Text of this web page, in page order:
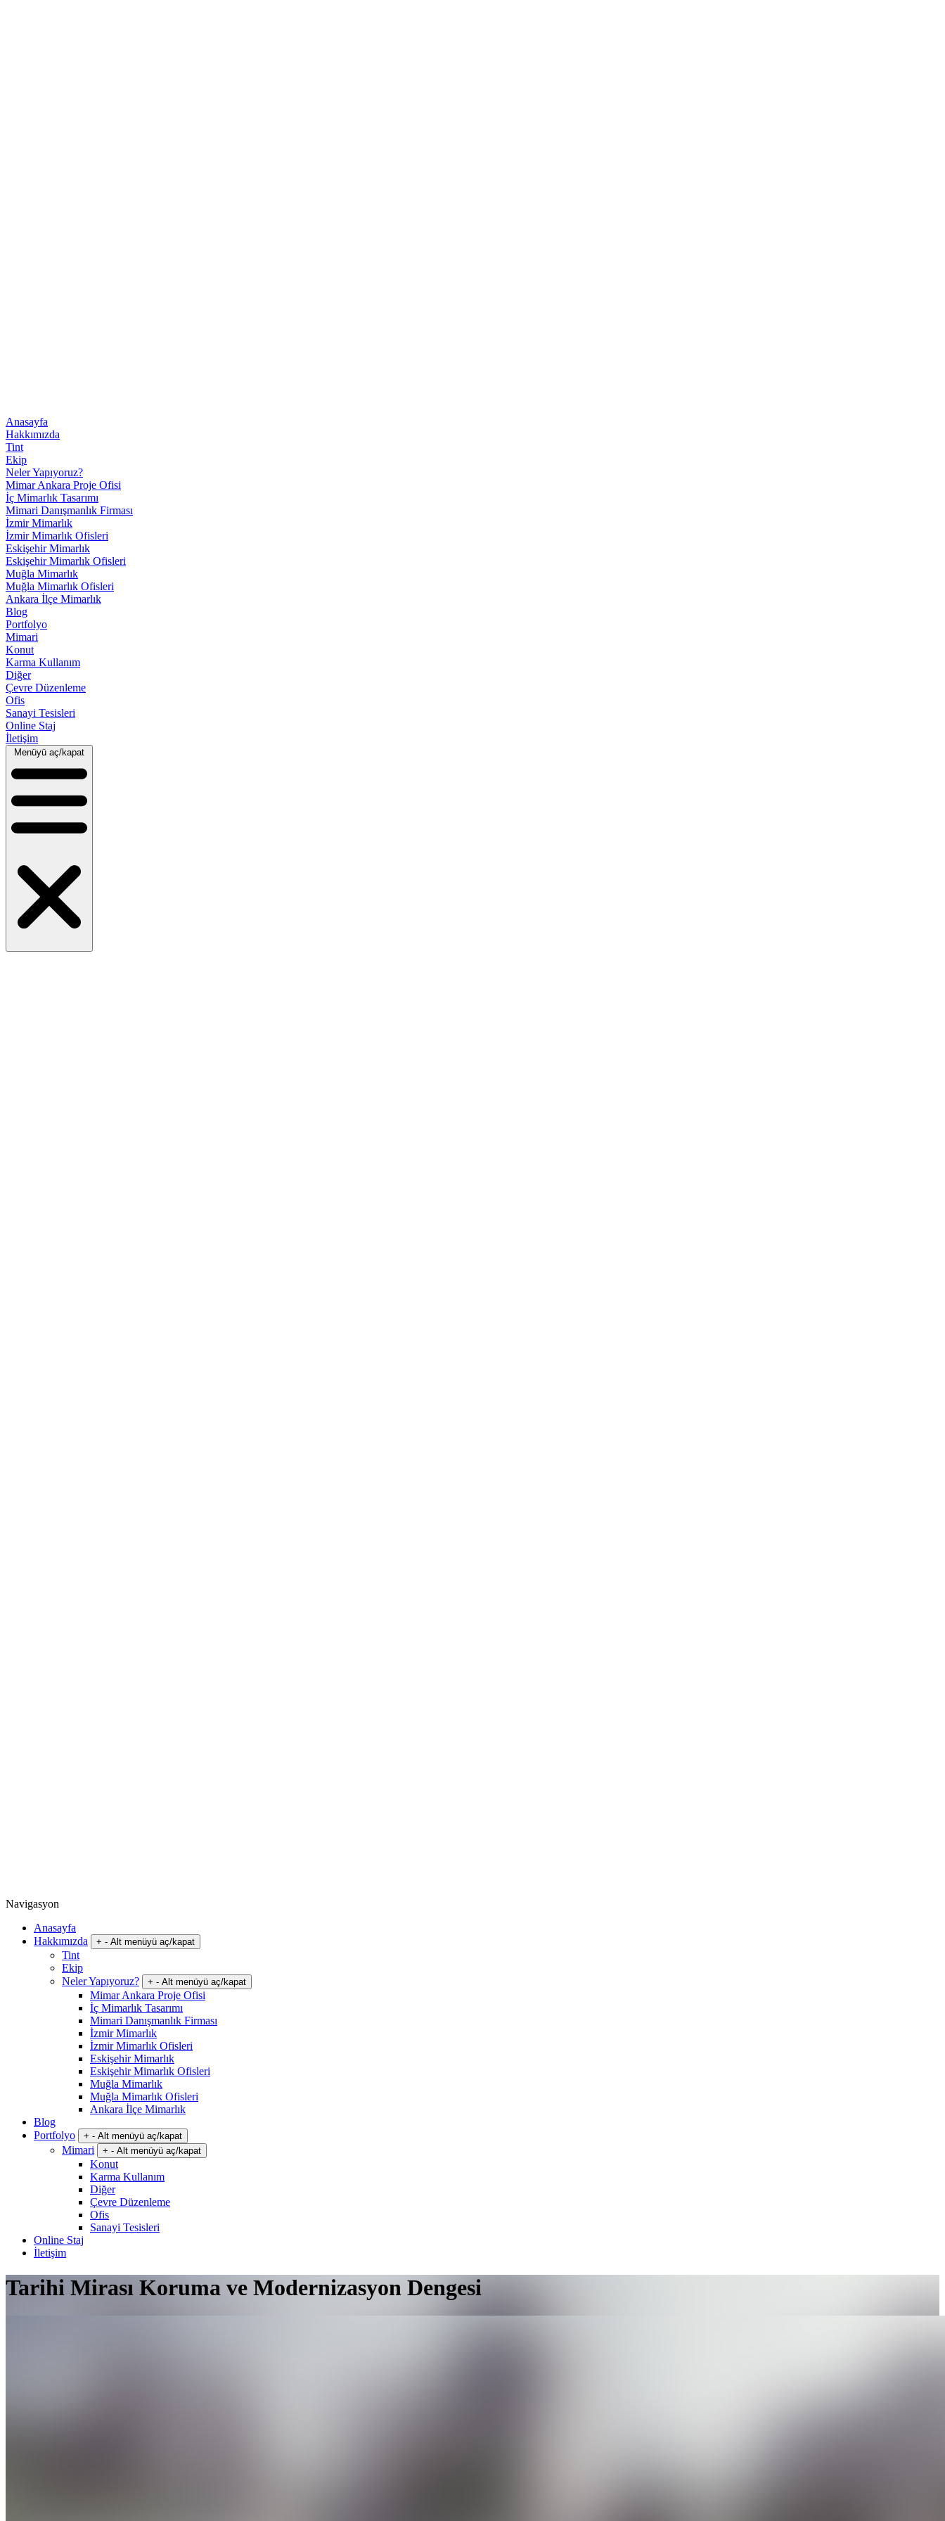
Anasayfa
Hakkımızda
Tint
Ekip
Neler Yapıyoruz?
Mimar Ankara Proje Ofisi
İç Mimarlık Tasarımı
Mimari Danışmanlık Firması
İzmir Mimarlık
İzmir Mimarlık Ofisleri
Eskişehir Mimarlık
Eskişehir Mimarlık Ofisleri
Muğla Mimarlık
Muğla Mimarlık Ofisleri
Ankara İlçe Mimarlık
Blog
Portfolyo
Mimari
Konut
Karma Kullanım
Diğer
Çevre Düzenleme
Ofis
Sanayi Tesisleri
Online Staj
İletişim
Menüyü aç/kapat
Navigasyon
Anasayfa
Hakkımızda
+ - Alt menüyü aç/kapat
Tint
Ekip
Neler Yapıyoruz?
+ - Alt menüyü aç/kapat
Mimar Ankara Proje Ofisi
İç Mimarlık Tasarımı
Mimari Danışmanlık Firması
İzmir Mimarlık
İzmir Mimarlık Ofisleri
Eskişehir Mimarlık
Eskişehir Mimarlık Ofisleri
Muğla Mimarlık
Muğla Mimarlık Ofisleri
Ankara İlçe Mimarlık
Blog
Portfolyo
+ - Alt menüyü aç/kapat
Mimari + - Alt menüyü aç/kapat
Konut
Karma Kullanım
Diğer
Çevre Düzenleme
Ofis
Sanayi Tesisleri
Online Staj
İletişim
Tarihi Mirası Koruma ve Modernizasyon Dengesi